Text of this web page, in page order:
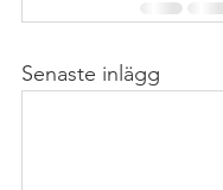
Senaste inlägg